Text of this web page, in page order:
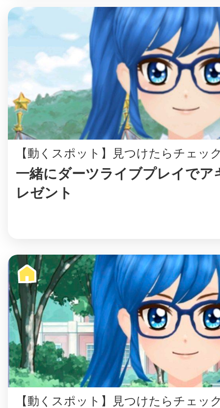
【動くスポット】見つけたらチェッ
一緒にダーツライブプレイでア
レゼント
【動くスポット】見つけたらチェッ
日立
滋賀県
まちのコイン
お知らせ
ヘルプ
お問い合わせ
プライバシーポ